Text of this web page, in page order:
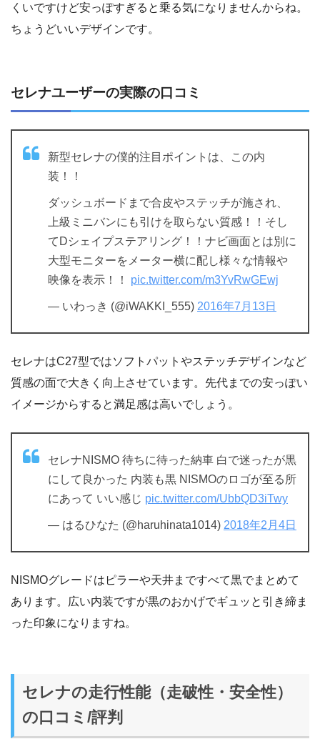
くいですけど安っぽすぎると乗る気になりませんからね。
ちょうどいいデザインです。
セレナユーザーの実際の口コミ
新型セレナの僕的注目ポイントは、この内
装！！
ダッシュボードまで合皮やステッチが施され、
上級ミニバンにも引けを取らない質感！！そし
てDシェイプステアリング！！ナビ画面とは別に
大型モニターをメーター横に配し様々な情報や
映像を表示！！ pic.twitter.com/m3YvRwGEwj
— いわっき (@iWAKKI_555) 2016年7月13日
セレナはC27型ではソフトパットやステッチデザインなど
質感の面で大きく向上させています。先代までの安っぽい
イメージからすると満足感は高いでしょう。
セレナNISMO 待ちに待った納車 白で迷ったが黒
にして良かった 内装も黒 NISMOのロゴが至る所
にあって いい感じ pic.twitter.com/UbbQD3iTwy
— はるひなた (@haruhinata1014) 2018年2月4日
NISMOグレードはピラーや天井まですべて黒でまとめて
あります。広い内装ですが黒のおかげでギュッと引き締ま
った印象になりますね。
セレナの走行性能（走破性・安全性）
の口コミ/評判